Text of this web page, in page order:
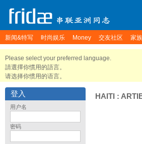
新闻&特写 时尚娱乐 Money 交友社区 家族
Please select your preferred language.
請選擇你慣用的語言。
请选择你惯用的语言。
登入
用户名
密码
HAITI :